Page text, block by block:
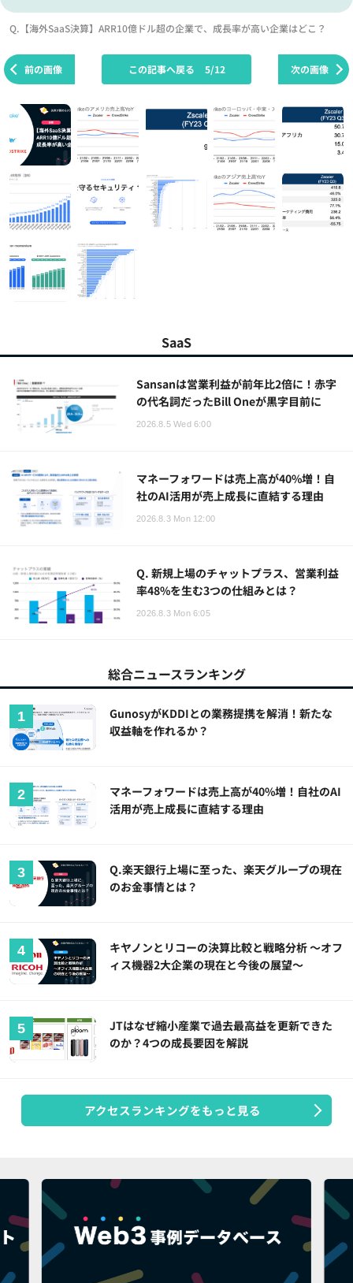
Q.【海外SaaS決算】ARR10億ドル超の企業で、成長率が高い企業はどこ？
前の画像 次の画像
この記事へ戻る 5/12
SaaS
Sansanは営業利益が前年比2倍に！赤字
の代名詞だったBill Oneが黒字目前に
2026.8.5 Wed 6:00
マネーフォワードは売上高が40%増！自
社のAI活用が売上成長に直結する理由
2026.8.3 Mon 12:00
Q. 新規上場のチャットプラス、営業利益
率48%を生む3つの仕組みとは？
2026.8.3 Mon 6:05
総合ニュースランキング
GunosyがKDDIとの業務提携を解消！新たな
収益軸を作れるか？
マネーフォワードは売上高が40%増！自社のAI
活用が売上成長に直結する理由
Q.楽天銀行上場に至った、楽天グループの現在
のお金事情とは？
キヤノンとリコーの決算比較と戦略分析 ～オフ
ィス機器2大企業の現在と今後の展望～
JTはなぜ縮小産業で過去最高益を更新できた
のか？4つの成長要因を解説
アクセスランキングをもっと見る